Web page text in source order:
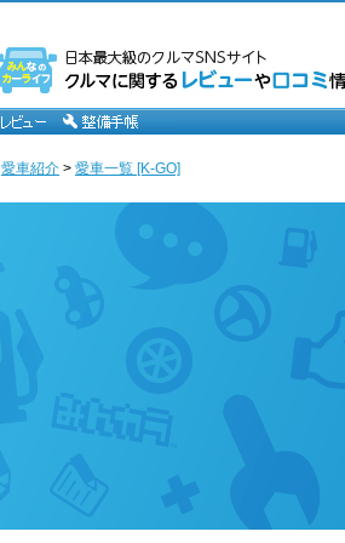
愛車紹介 > 愛車一覧 [K-GO]